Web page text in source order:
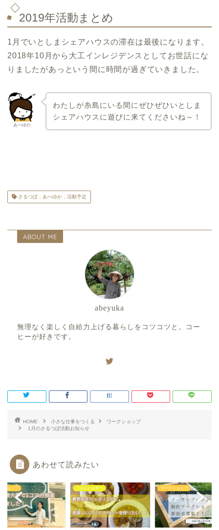
2019年活動まとめ
1月でいとしまシェアハウスの滞在は最後になります。
2018年10月から大工インレジデンスとしてお世話にな
りましたがあっという間に時間が過ぎていきました。
あべゆか
わたしが糸島にいる間にぜひぜひいとしま
シェアハウスに遊びに来てくださいね～！
さるつぼ，あべゆか，活動予定
ABOUT ME
abeyuka
無理なく楽しく自給力上げる暮らしをコツコツと。コー
ヒーが好きです。
HOME 小さな仕事をつくる
ワークショップ
1月のさるつぼ活動お知らせ
あわせて読みたい
ショップ ごはんとおやつ ワークショップ